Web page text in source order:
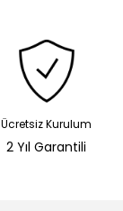
Ücretsiz Kurulum
2 Yıl Garantili